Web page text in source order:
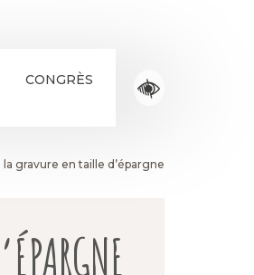
CONGRÈS
gravure en taille d’épargne